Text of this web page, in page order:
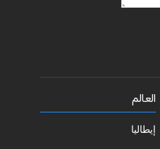
العالم
إيطاليا